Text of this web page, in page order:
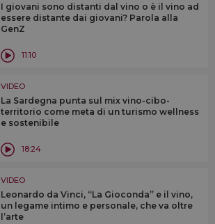
I giovani sono distanti dal vino o è il vino ad
essere distante dai giovani? Parola alla
GenZ
11:10
VIDEO
La Sardegna punta sul mix vino-cibo-
territorio come meta di un turismo wellness
e sostenibile
18:24
VIDEO
Leonardo da Vinci, “La Gioconda” e il vino,
un legame intimo e personale, che va oltre
l’arte